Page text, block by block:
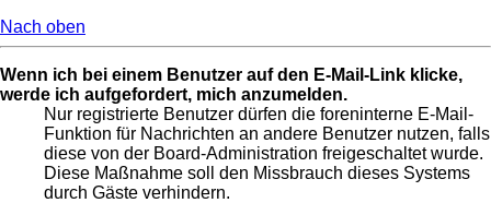
Nach oben
Wenn ich bei einem Benutzer auf den E-Mail-Link klicke,
werde ich aufgefordert, mich anzumelden.
Nur registrierte Benutzer dürfen die foreninterne E-Mail-
Funktion für Nachrichten an andere Benutzer nutzen, falls
diese von der Board-Administration freigeschaltet wurde.
Diese Maßnahme soll den Missbrauch dieses Systems
durch Gäste verhindern.